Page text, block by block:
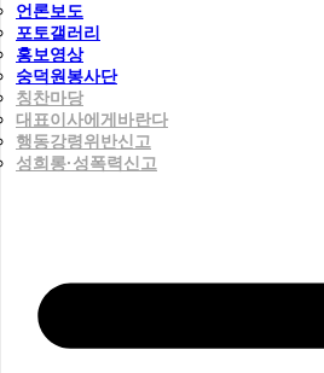
언론보도
포토갤러리
홍보영상
숭덕원봉사단
칭찬마당
대표이사에게바란다
행동강령위반신고
성희롱·성폭력신고